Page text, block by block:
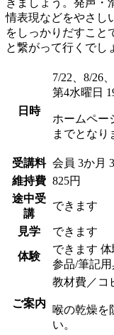
情表現などをやさし
をしっかりだすこと
と繋がって行くでし
日時
7/22、8/26
第4水曜日
ホームペー
までとなり
受講料 会員 3か月
維持費 825円
途中受
講
できます
見学 できます
体験
できます 体
参品/筆記用
ご案内
教材費／コ
喉の乾燥を
い。